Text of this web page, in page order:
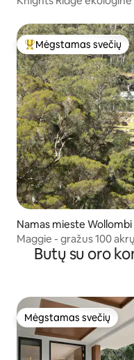
Svečių mėgstamiausias
Mėgstamas svečių
Namas mieste Wollombi
Maggie - gražus 100
Butų su oro
Mėgstamas svečių
Mėgstamas svečių